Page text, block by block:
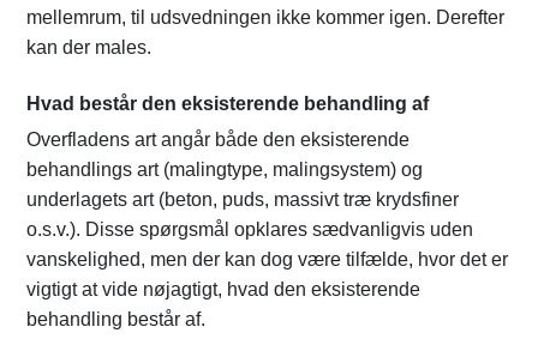
mellemrum, til udsvedningen ikke kommer igen. Derefter
kan der males.
Hvad består den eksisterende behandling af
Overfladens art angår både den eksisterende
behandlings art (malingtype, malingsystem) og
underlagets art (beton, puds, massivt træ krydsfiner
o.s.v.). Disse spørgsmål opklares sædvanligvis uden
vanskelighed, men der kan dog være tilfælde, hvor det er
vigtigt at vide nøjagtigt, hvad den eksisterende
behandling består af.